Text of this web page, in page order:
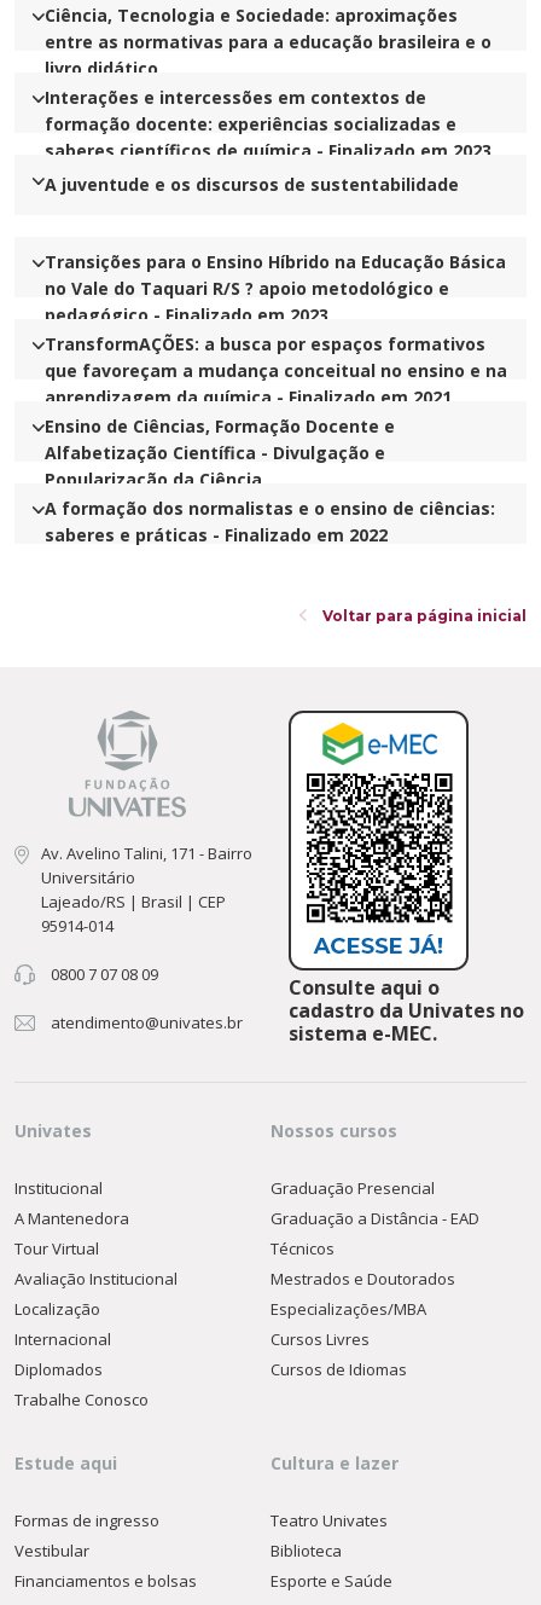
de mudanças no Novo Ensino Médio no RS
Ciência, Tecnologia e Sociedade: aproximações
entre as normativas para a educação brasileira e o
livro didático
Interações e intercessões em contextos de
formação docente: experiências socializadas e
saberes científicos de química - Finalizado em 2023
A juventude e os discursos de sustentabilidade
Transições para o Ensino Híbrido na Educação Básica
no Vale do Taquari R/S ? apoio metodológico e
pedagógico - Finalizado em 2023
TransformAÇÕES: a busca por espaços formativos
que favoreçam a mudança conceitual no ensino e na
aprendizagem da química - Finalizado em 2021
Ensino de Ciências, Formação Docente e
Alfabetização Científica - Divulgação e
Popularização da Ciência
A formação dos normalistas e o ensino de ciências:
saberes e práticas - Finalizado em 2022
Voltar para página inicial
Av. Avelino Talini, 171 - Bairro
Universitário
Lajeado/RS | Brasil | CEP
95914-014
0800 7 07 08 09
atendimento@univates.br
Consulte aqui o
cadastro da Univates no
sistema e-MEC.
Univates
Institucional
A Mantenedora
Tour Virtual
Avaliação Institucional
Localização
Internacional
Diplomados
Trabalhe Conosco
Nossos cursos
Graduação Presencial
Graduação a Distância - EAD
Técnicos
Mestrados e Doutorados
Especializações/MBA
Cursos Livres
Cursos de Idiomas
Estude aqui
Formas de ingresso
Vestibular
Financiamentos e bolsas
Cultura e lazer
Teatro Univates
Biblioteca
Esporte e Saúde